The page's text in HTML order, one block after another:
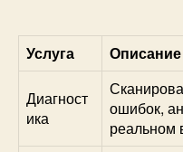
Услуга Описание
Диагност
ика
ошибок,
реальном